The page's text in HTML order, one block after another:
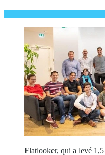
Flatlooker, qui a levé